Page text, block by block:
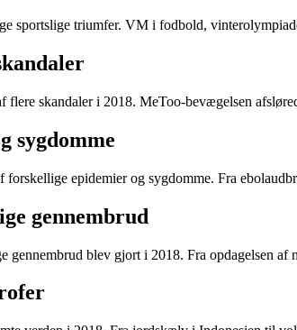
sportslige triumfer. VM i fodbold,
flere skandaler i 2018. MeToo-bevægelsen
sygdomme
forskellige epidemier og sygdomme. Fra
gennembrud
gennembrud blev gjort i 2018. Fra opdagelsen